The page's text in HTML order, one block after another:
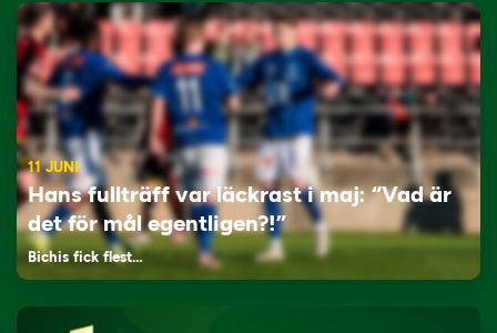
11 JUNI
Hans fullträff var läckrast i maj: “Vad är
det för mål egentligen?!”
Bichis fick flest…